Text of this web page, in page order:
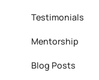
Testimonials
Mentorship
Blog Posts